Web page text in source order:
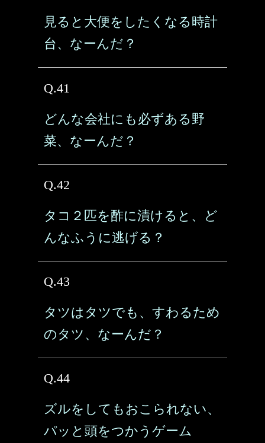
見ると大便をしたくなる時計
台、なーんだ？
Q.41
どんな会社にも必ずある野
菜、なーんだ？
Q.42
タコ２匹を酢に漬けると、ど
んなふうに逃げる？
Q.43
タツはタツでも、すわるため
のタツ、なーんだ？
Q.44
ズルをしてもおこられない、
パッと頭をつかうゲーム